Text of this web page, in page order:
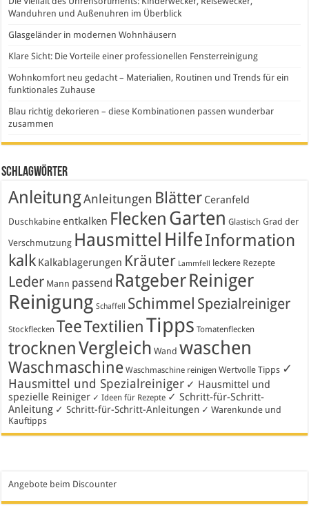
Wanduhren und Außenuhren im Überblick
Glasgeländer in modernen Wohnhäusern
Klare Sicht: Die Vorteile einer professionellen Fensterreinigung
Wohnkomfort neu gedacht – Materialien, Routinen und Trends für ein
funktionales Zuhause
Blau richtig dekorieren – diese Kombinationen passen wunderbar
zusammen
Schlagwörter
AnleitungAnleitungen Blätter Ceranfeld
Duschkabine entkalken Flecken Garten Glastisch Grad der
Verschmutzung Hausmittel HilfeInformation
kalk Kalkablagerungen Kräuter Lammfell leckere Rezepte
Leder Mann passend RatgeberReiniger
Reinigung Schaffell Schimmel Spezialreiniger
Stockflecken TeeTextilienTipps Tomatenflecken
trocknenVergleich Wand waschen
Waschmaschine Waschmaschine reinigen Wertvolle Tipps ✓
Hausmittel und Spezialreiniger ✓ Hausmittel und
spezielle Reiniger ✓ Ideen für Rezepte ✓ Schritt-für-Schritt-
Anleitung ✓ Schritt-für-Schritt-Anleitungen ✓ Warenkunde und
Kauftipps
Angebote beim Discounter